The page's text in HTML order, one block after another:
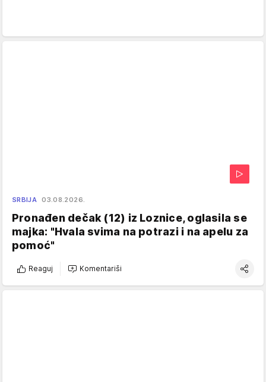
SRBIJA 03.08.2026.
Pronađen dečak (12) iz Loznice, oglasila se
majka: "Hvala svima na potrazi i na apelu za
pomoć"
Reaguj Komentariši